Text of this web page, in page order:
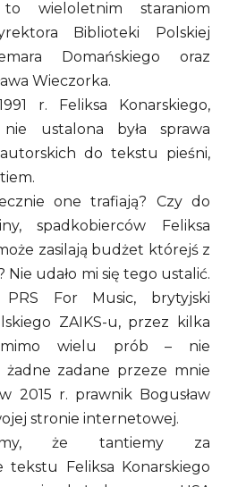
to wieloletnim staraniom
Biblioteki Polskiej
Domańskiego oraz
Wieczorka.
r. Feliksa Konarskiego,
ustalona była sprawa
autorskich do tekstu pieśni,
one trafiają? Czy do
spadkobierców Feliksa
zasilają budżet którejś z
Nie udało mi się tego ustalić.
PRS For Music, brytyjski
ZAIKS-u, przez kilka
wielu prób – nie
żadne zadane przeze mnie
2015 r. prawnik Bogusław
stronie internetowej.
że tantiemy za
tekstu Feliksa Konarskiego